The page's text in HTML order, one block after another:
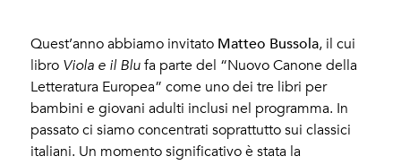
Quest’anno abbiamo invitato Matteo Bussola, il cui
libro Viola e il Blu fa parte del “Nuovo Canone della
Letteratura Europea” come uno dei tre libri per
bambini e giovani adulti inclusi nel programma. In
passato ci siamo concentrati soprattutto sui classici
italiani. Un momento significativo è stata la